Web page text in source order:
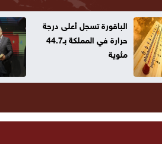
الباقورة تسجل أعلى درجة
حرارة في المملكة بـ44.7
مئوية